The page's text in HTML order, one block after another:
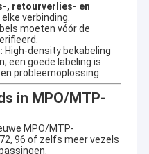
, retourverlies- en
verbinding.
moeten vóór de
High-density bekabeling
een goede labeling is
probleemoplossing.
in MPO/MTP-
MPO/MTP-
96 of zelfs meer vezels